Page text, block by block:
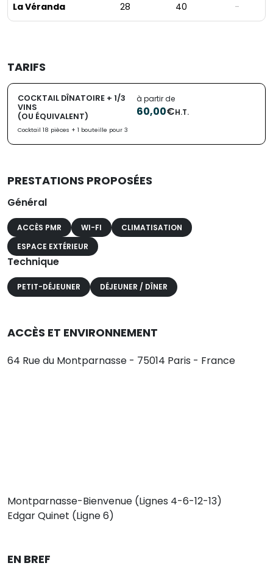
La Véranda 28 40 -
TARIFS
COCKTAIL DÎNATOIRE + 1/3
VINS
(OU ÉQUIVALENT)
Cocktail 18 pièces + 1 bouteille pour 3
à partir de
60,00€H.T.
PRESTATIONS PROPOSÉES
Général
ACCÈS PMR WI-FI
CLIMATISATION
ESPACE EXTÉRIEUR
Technique
PETIT-DÉJEUNER DÉJEUNER / DÎNER
ACCÈS ET ENVIRONNEMENT
64 Rue du Montparnasse - 75014 Paris - France
Montparnasse-Bienvenue (Lignes 4-6-12-13)
Edgar Quinet (Ligne 6)
EN BREF